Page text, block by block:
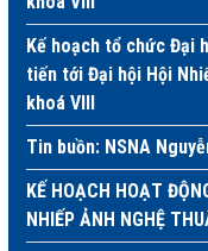
Kế hoạch tổ chức Đại
tiến tới Đại hội Hội
khoá VIII
Tin buồn: NSNA
KẾ HOẠCH HOẠT
NHIẾP ẢNH NGHỆ